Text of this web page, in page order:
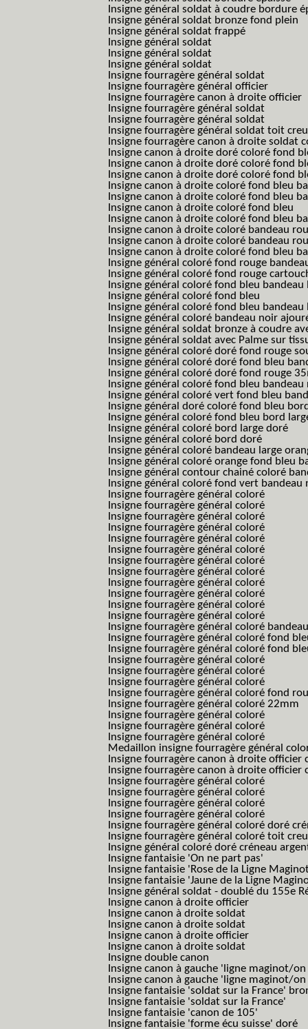
Insigne général soldat à coudre bordure
Insigne général soldat bronze fond plein
Insigne général soldat frappé
Insigne général soldat
Insigne général soldat
Insigne général soldat
Insigne fourragère général soldat
Insigne fourragère général officier
Insigne fourragère canon à droite officier
Insigne fourragère général soldat
Insigne fourragère général soldat
Insigne fourragère général soldat toit
Insigne fourragère canon à droite soldat
Insigne canon à droite doré coloré fond
Insigne canon à droite doré coloré fond
Insigne canon à droite doré coloré fond
Insigne canon à droite coloré fond bleu
Insigne canon à droite coloré fond bleu
Insigne canon à droite coloré fond bleu
Insigne canon à droite coloré fond bleu
Insigne canon à droite coloré bandeau
Insigne canon à droite coloré bandeau
Insigne canon à droite coloré fond bleu
Insigne général coloré fond rouge
Insigne général coloré fond rouge
Insigne général coloré fond bleu bandeau
Insigne général coloré fond bleu
Insigne général coloré fond bleu bandeau
Insigne général coloré bandeau noir
Insigne général soldat bronze à coudre
Insigne général soldat avec Palme sur
Insigne général coloré doré fond rouge
Insigne général coloré doré fond bleu
Insigne général coloré doré fond rouge
Insigne général coloré fond bleu
Insigne général coloré vert fond bleu
Insigne général doré coloré fond bleu
Insigne général coloré fond bleu bord
Insigne général coloré bord large doré
Insigne général coloré bord doré
Insigne général coloré bandeau large
Insigne général coloré orange fond bleu
Insigne général contour chainé coloré
Insigne général coloré fond vert bandeau
Insigne fourragère général coloré
Insigne fourragère général coloré
Insigne fourragère général coloré
Insigne fourragère général coloré
Insigne fourragère général coloré
Insigne fourragère général coloré
Insigne fourragère général coloré
Insigne fourragère général coloré
Insigne fourragère général coloré
Insigne fourragère général coloré
Insigne fourragère général coloré
Insigne fourragère général coloré
Insigne fourragère général coloré
Insigne fourragère général coloré fond
Insigne fourragère général coloré fond
Insigne fourragère général coloré
Insigne fourragère général coloré
Insigne fourragère général coloré
Insigne fourragère général coloré fond
Insigne fourragère général coloré 22mm
Insigne fourragère général coloré
Insigne fourragère général coloré
Insigne fourragère général coloré
Medaillon insigne fourragère général
Insigne fourragère canon à droite
Insigne fourragère canon à droite
Insigne fourragère général coloré
Insigne fourragère général coloré
Insigne fourragère général coloré
Insigne fourragère général coloré
Insigne fourragère général coloré doré
Insigne fourragère général coloré toit
Insigne général coloré doré créneau
Insigne fantaisie 'On ne part pas'
Insigne fantaisie 'Rose de la Ligne
Insigne fantaisie 'Jaune de la Ligne
Insigne général soldat - doublé du 155e
Insigne canon à droite officier
Insigne canon à droite soldat
Insigne canon à droite soldat
Insigne canon à droite officier
Insigne canon à droite soldat
Insigne double canon
Insigne canon à gauche 'ligne maginot/
Insigne canon à gauche 'ligne maginot/
Insigne fantaisie 'soldat sur la France'
Insigne fantaisie 'soldat sur la France'
Insigne fantaisie 'canon de 105'
Insigne fantaisie 'forme écu suisse' doré